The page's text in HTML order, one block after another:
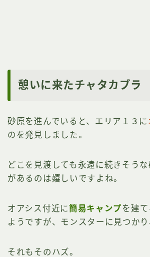
憩いに来たチャタカブラ
砂原を進んでいると、エリア１３に
のを発見しました。
どこを見渡しても永遠に続きそう
があるのは嬉しいですよね。
オアシス付近に簡易キャンプを建
ようですが、モンスターに見つかり
それもそのハズ。